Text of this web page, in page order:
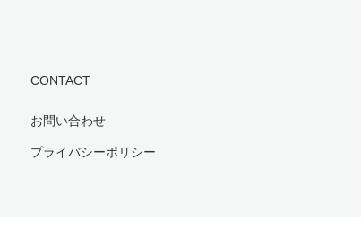
CONTACT
お問い合わせ
プライバシーポリシー